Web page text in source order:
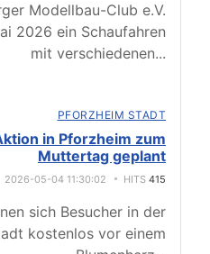
Modellbau-Club e.V.
2026 ein Schaufahren
mit verschiedenen...
PFORZHEIM STADT
in Pforzheim zum
Muttertag geplant
2026-05-04 11:30:02 HITS 415
sich Besucher in der
kostenlos vor einem